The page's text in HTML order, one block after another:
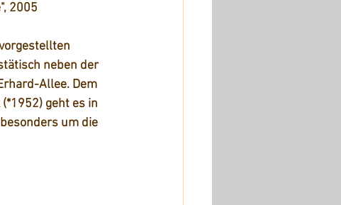
2005
neben der
Allee. Dem
geht es in
um die